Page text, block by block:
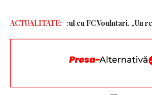
ACTUALITATE:
dură după jocul cu FC Voulntari. „Un